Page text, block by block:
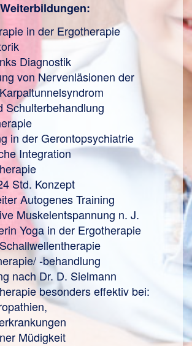
in der Ergotherapie
Diagnostik
von Nervenläsionen der
Schulterbehandlung
in der Gerontopsychiatrie
Integration
Std. Konzept
Autogenes Training
Muskelentspannung n. J.
Yoga in der Ergotherapie
-behandlung
nach Dr. D. Sielmann
besonders effektiv bei:
Müdigkeit